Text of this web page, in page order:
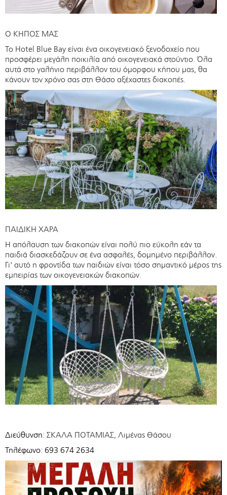
Ο ΚΗΠΟΣ ΜΑΣ
Το Hotel Blue Bay είναι ένα οικογενειακό ξενοδοχείο που
προσφέρει μεγάλη ποικιλία από οικογενειακά στούντιο. Όλα
αυτά στο γαλήνιο περιβάλλον του όμορφου κήπου μας, θα
κάνουν τον χρόνο σας στη Θάσο αξέχαστες διακοπές.
ΠΑΙΔΙΚΗ ΧΑΡΑ
Η απόλαυση των διακοπών είναι πολύ πιο εύκολη εάν τα
παιδιά διασκεδάζουν σε ένα ασφαλές, δομημένο περιβάλλον.
Γι' αυτό η φροντίδα των παιδιών είναι τόσο σημαντικό μέρος της
εμπειρίας των οικογενειακών διακοπών.
Διεύθυνση: ΣΚΑΛΑ ΠΟΤΑΜΙΑΣ, Λιμένας Θάσου
Τηλέφωνο: 693 674 2634